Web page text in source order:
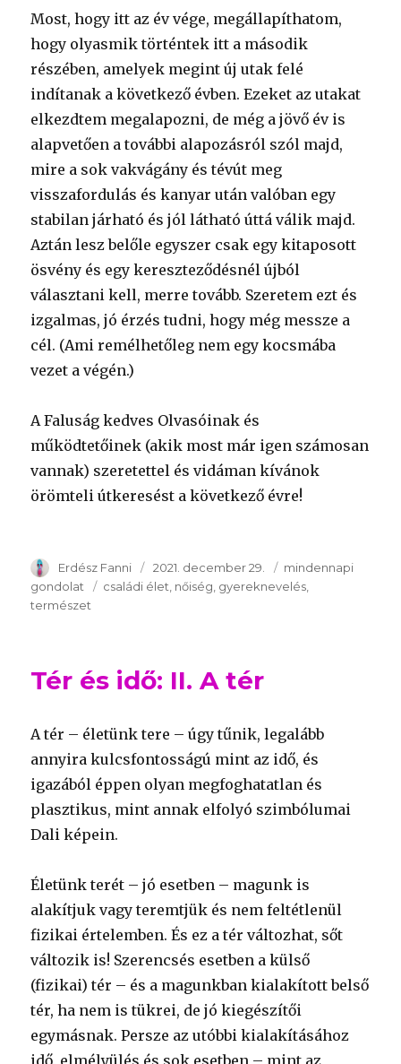
Most, hogy itt az év vége, megállapíthatom,
hogy olyasmik történtek itt a második
részében, amelyek megint új utak felé
indítanak a következő évben. Ezeket az utakat
elkezdtem megalapozni, de még a jövő év is
alapvetően a további alapozásról szól majd,
mire a sok vakvágány és tévút meg
visszafordulás és kanyar után valóban egy
stabilan járható és jól látható úttá válik majd.
Aztán lesz belőle egyszer csak egy kitaposott
ösvény és egy kereszteződésnél újból
választani kell, merre tovább. Szeretem ezt és
izgalmas, jó érzés tudni, hogy még messze a
cél. (Ami remélhetőleg nem egy kocsmába
vezet a végén.)
A Faluság kedves Olvasóinak és
működtetőinek (akik most már igen számosan
vannak) szeretettel és vidáman kívánok
örömteli útkeresést a következő évre!
Szerző
Erdész Fanni Publikálva
2021. december 29. Témakör
mindennapi
gondolat
Kulcsszavak
családi élet nőiség gyereknevelés
természet
Tér és idő: II. A tér
A tér – életünk tere – úgy tűnik, legalább
annyira kulcsfontosságú mint az idő, és
igazából éppen olyan megfoghatatlan és
plasztikus, mint annak elfolyó szimbólumai
Dali képein.
Életünk terét – jó esetben – magunk is
alakítjuk vagy teremtjük és nem feltétlenül
fizikai értelemben. És ez a tér változhat, sőt
változik is! Szerencsés esetben a külső
(fizikai) tér – és a magunkban kialakított belső
tér, ha nem is tükrei, de jó kiegészítői
egymásnak. Persze az utóbbi kialakításához